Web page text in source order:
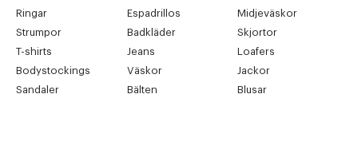
Ringar
Espadrillos
Midjeväskor
Strumpor
Badkläder
Skjortor
T-shirts
Jeans
Loafers
Bodystockings
Väskor
Jackor
Sandaler
Bälten Blusar